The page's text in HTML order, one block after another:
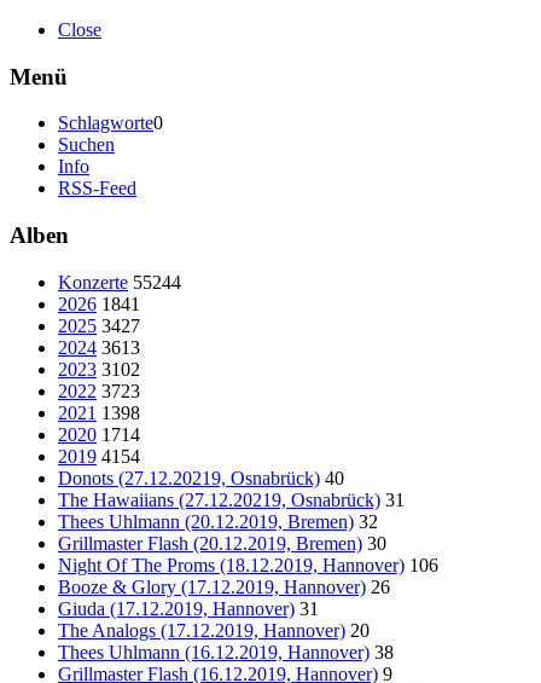
Close
Menü
Schlagworte0
Suchen
Info
RSS-Feed
Alben
Konzerte 55244
2026 1841
2025 3427
2024 3613
2023 3102
2022 3723
2021 1398
2020 1714
2019 4154
Donots (27.12.20219, Osnabrück) 40
The Hawaiians (27.12.20219, Osnabrück) 31
Thees Uhlmann (20.12.2019, Bremen) 32
Grillmaster Flash (20.12.2019, Bremen) 30
Night Of The Proms (18.12.2019, Hannover) 106
Booze & Glory (17.12.2019, Hannover) 26
Giuda (17.12.2019, Hannover) 31
The Analogs (17.12.2019, Hannover) 20
Thees Uhlmann (16.12.2019, Hannover) 38
Grillmaster Flash (16.12.2019, Hannover) 9